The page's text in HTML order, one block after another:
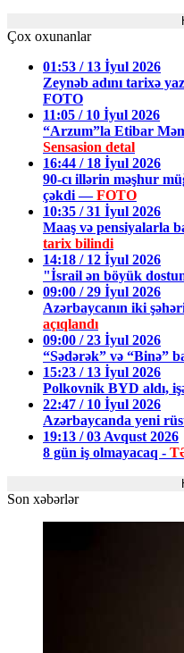
Çox oxunanlar
01:53 / 13 İyul 2026
Zeynəb adını tarixə
FOTO
11:05 / 10 İyul 2026
“Arzum”la Etibar
Sensasion detal
16:44 / 18 İyul 2026
90-cı illərin məşhur
çəkdi —FOTO
10:35 / 31 İyul 2026
Maaş və pensiyalarla
tarix bilindi
14:18 / 12 İyul 2026
"İsrail ən böyük
09:00 / 29 İyul 2026
Azərbaycanın iki
açıqlandı
09:00 / 23 İyul 2026
“Sədərək” və “Binə”
15:23 / 13 İyul 2026
Polkovnik BYD aldı,
22:47 / 10 İyul 2026
Azərbaycanda yeni
19:13 / 03 Avqust 2026
8 gün iş olmayacaq -
Son xəbərlər